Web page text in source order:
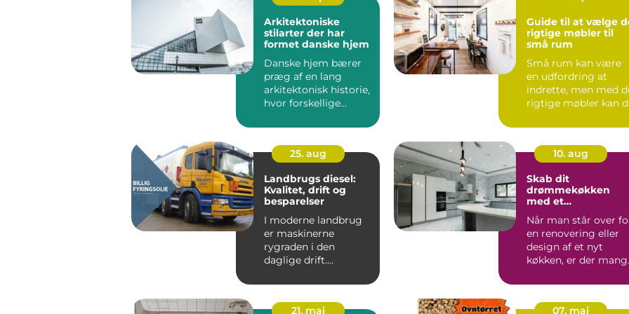
Arkitektoniske
stilarter der har
formet danske hjem
Danske hjem bærer
præg af en lang
arkitektonisk historie,
hvor forskellige
Guide til at vælge
rigtige møbler til
små rum
Små rum kan være
en udfordring at
indrette, men med
rigtige møbler kan
25. aug
Landbrugs diesel:
Kvalitet, drift og
besparelser
I moderne landbrug
er maskinerne
rygraden i den
daglige drift.
mejetærskere og
l&ae...
10. aug
Skab dit
drømmekøkken
med et
Når man står over
en renovering eller
design af et nyt
køkken, er der
21. maj 07. maj